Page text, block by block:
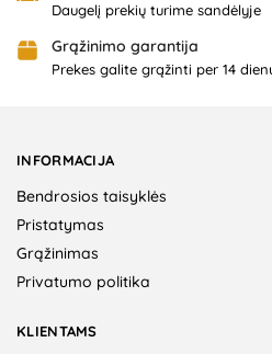
Daugelį prekių turime sandėlyje
Grąžinimo garantija
Prekes galite grąžinti per 14
INFORMACIJA
Bendrosios taisyklės
Pristatymas
Grąžinimas
Privatumo politika
KLIENTAMS